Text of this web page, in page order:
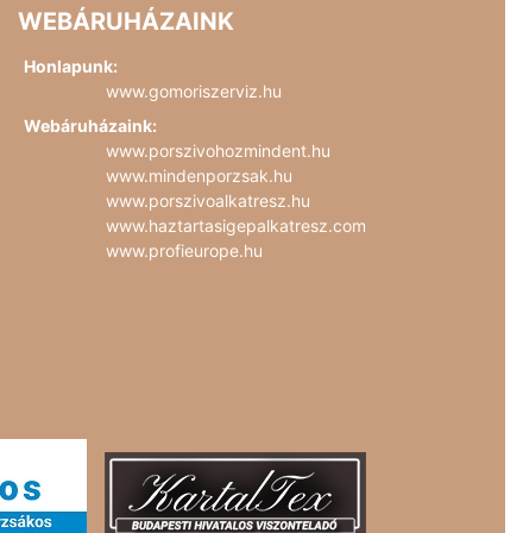
WEBÁRUHÁZAINK
Honlapunk:
www.gomoriszerviz.hu
Webáruházaink:
www.porszivohozmindent.hu
www.mindenporzsak.hu
www.porszivoalkatresz.hu
www.haztartasigepalkatresz.com
www.profieurope.hu